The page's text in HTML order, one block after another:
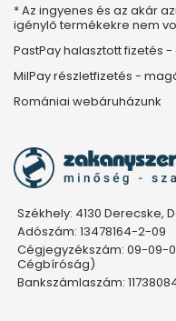
* Az ingyenes és az akár
igénylő termékekre nem
PastPay halasztott fizetés
MilPay részletfizetés -
Romániai webáruházunk
Székhely: 4130 Derecske,
Adószám: 13478164-2-09
Cégjegyzékszám: 09-09-
Cégbíróság)
Bankszámlaszám: